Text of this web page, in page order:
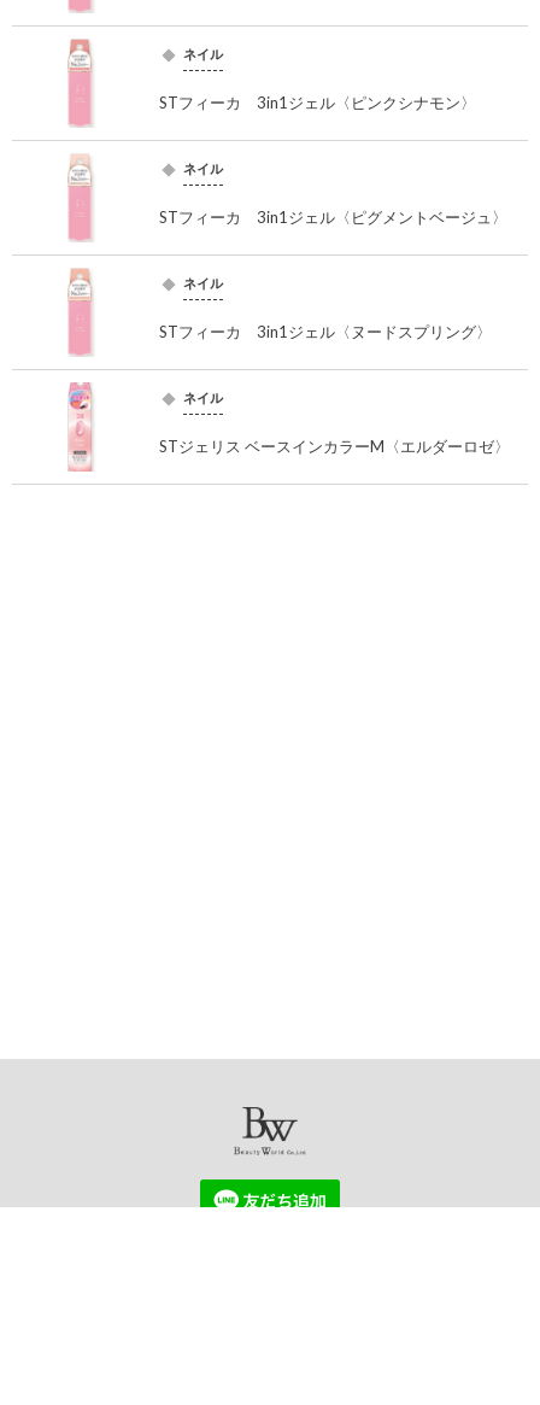
ネイル
STフィーカ 3in1ジェル〈ピンクシナモン〉
ネイル
STフィーカ 3in1ジェル〈ピグメントベージュ〉
ネイル
STフィーカ 3in1ジェル〈ヌードスプリング〉
ネイル
STジェリス ベースインカラーM〈エルダーロゼ〉